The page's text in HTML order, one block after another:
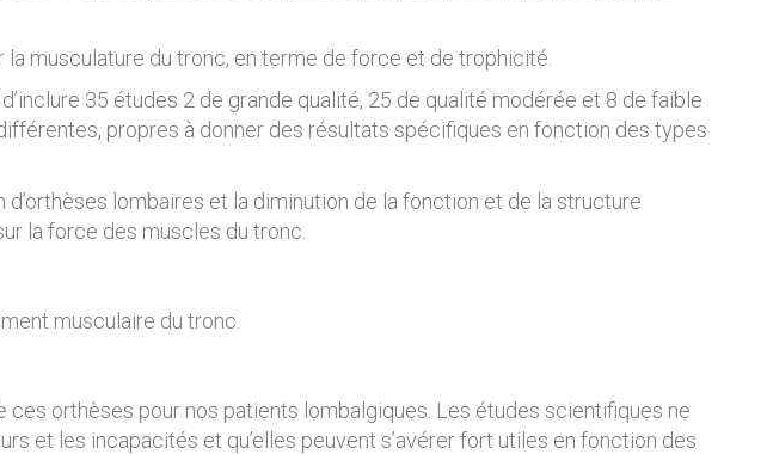
musculature du tronc, en terme de force et de trophicité.
35 études 2 de grande qualité, 25 de qualité modérée et 8 de faible
propres à donner des résultats spécifiques en fonction des types
lombaires et la diminution de la fonction et de la structure
la force des muscles du tronc.
musculaire du tronc.
orthèses pour nos patients lombalgiques. Les études scientifiques ne
et les incapacités et qu’elles peuvent s’avérer fort utiles en fonction des